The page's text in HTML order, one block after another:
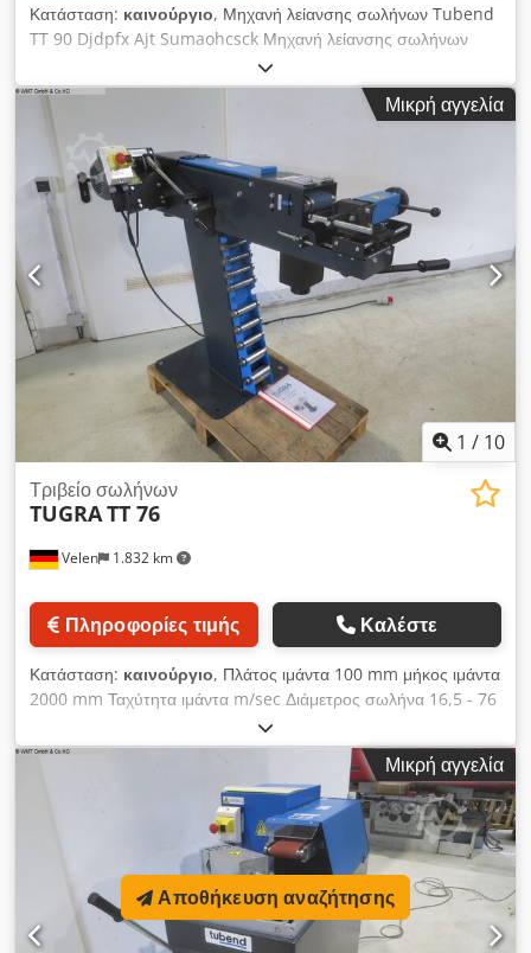
Κατάσταση: καινούργιο, Μηχανή λείανσης σωλήνων Tubend
TT 90 Djdpfx Ajt Sumaohcsck Μηχανή λείανσης σωλήνων
Συμπεριλαμβάνονται 10 τεμάχια. Κύλινδροι λείανσης: 29,5 - 35
- 39,5 - 45,5 - 49,5 - 57,5 - 73,5 mm. Συμπεριλαμβάνονται 6
ιμάντες λείανσης. Πλάτος ιμάντα 100 mm Μήκος ιμάντα 1250
mm Διάμετρος σωλήνα 16,5 - 90 mm Ρυθμιζόμενη γωνία από
- έως 0 - 65 μοίρες Τάση τροφοδοσίας 400 V Συνολική
απαίτηση ισχύος 2,2 kW Βάρος μηχανήματος περίπου 0,18
τόνοι Απαιτούμενος χώρος περίπου 1,2 x 0,6 x 1,3 m Εύρος
σύσφιξης σωλήνων 90 mm Τεκμηρίωση (Αγγλικά)
Μικρή αγγελία
1 / 10
Velen 1.832 km
Τριβείο σωλήνων
TUGRATT 76
Πληροφορίες τιμής Καλέστε
Κατάσταση: καινούργιο, Πλάτος ιμάντα 100 mm μήκος ιμάντα
2000 mm Ταχύτητα ιμάντα m/sec Διάμετρος σωλήνα 16,5 - 76
mm Ρυθμιζόμενη γωνία από - έως 0 - 65 μοίρες Τάση
τροφοδοσίας 400 V Συνολική απαίτηση ισχύος 2,2 kW Βάρος
μηχανήματος περίπου 0,17 τόνοι Απαιτούμενος χώρος
περίπου 1,3 x 0,7 x 1,1 m Dcedpfx Aot Eaf Ujhcsk Μηχανή
λείανσης σωλήνων με 10 κυλίνδρους λείανσης: 16,5 - 18,5 -
22,5 - 29,5 - 35 - 39,5 - 45,5 - 9,5 - 57,5 - 73,5 mm Εύρος
σύσφιξης σωλήνων 90 mm Τεκμηρίωση (Αγγλικά)
Μικρή αγγελία
Αποθήκευση αναζήτησης